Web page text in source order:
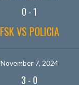
0 -1
FSK VS POLICIA
November 7, 2024
3 - 0